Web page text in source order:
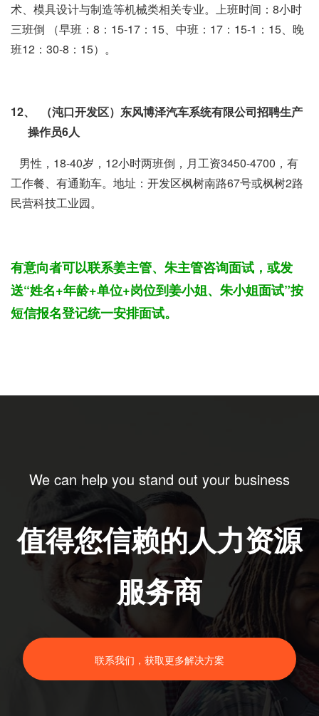
术、模具设计与制造等机械类相关专业。上班时间：8小时
三班倒 （早班：8：15-17：15、中班：17：15-1：15、晚
班12：30-8：15）。
12、
（沌口开发区）东风博泽汽车系统有限公司招聘生产
操作员6人
男性，18-40岁，12小时两班倒，月工资3450-4700，有
工作餐、有通勤车。地址：开发区枫树南路67号或枫树2路
民营科技工业园。
有意向者可以联系姜主管、朱主管咨询面试，或发
送“姓名+年龄+单位+岗位到姜小姐、朱小姐面试”按
短信报名登记统一安排面试。
We can help you stand out your business
值得您信赖的人力资源
服务商
联系我们，获取更多解决方案